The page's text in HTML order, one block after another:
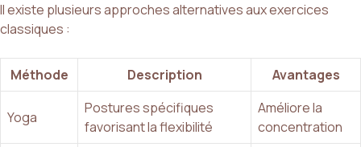
Il existe plusieurs approches alternatives aux exercices
classiques :
Méthode Description Avantages
Yoga
Postures spécifiques
favorisant la flexibilité
Améliore la
concentration